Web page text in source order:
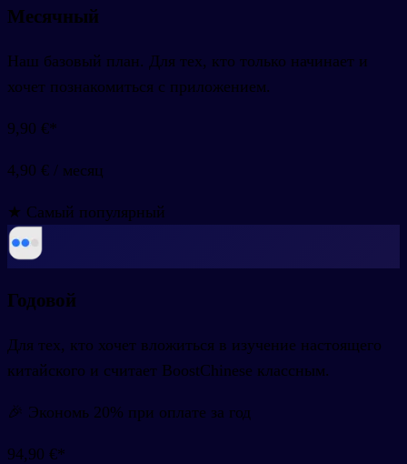
Месячный
Наш базовый план. Для тех, кто только начинает и
хочет познакомиться с приложением.
9,90 €*
4,90 € / месяц
★ Самый популярный
Годовой
Для тех, кто хочет вложиться в изучение настоящего
китайского и считает BoostChinese классным.
🎉 Экономь 20% при оплате за год
94,90 €*